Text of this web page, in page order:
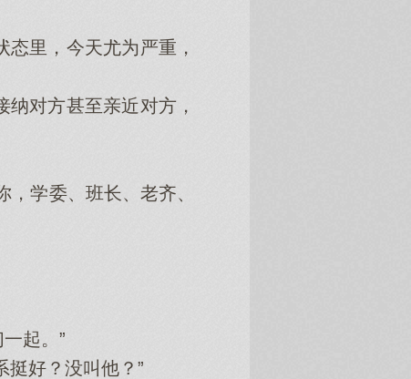
里，今天尤为严重，
对方甚至亲近对方，
学委、班长、老齐、
起。”
好？没叫他？”